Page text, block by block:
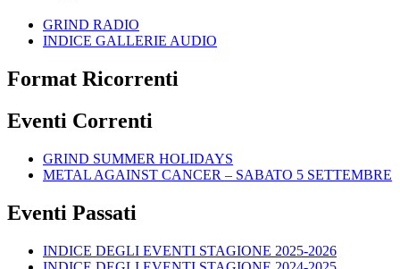
GRIND RADIO
INDICE GALLERIE AUDIO
Format Ricorrenti
Eventi Correnti
GRIND SUMMER HOLIDAYS
METAL AGAINST CANCER – SABATO 5 SETTEMBRE
Eventi Passati
INDICE DEGLI EVENTI STAGIONE 2025-2026